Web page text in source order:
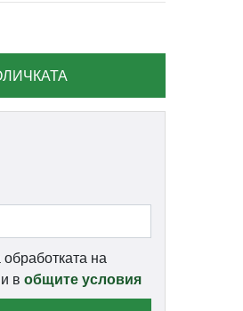
на
в общите условия